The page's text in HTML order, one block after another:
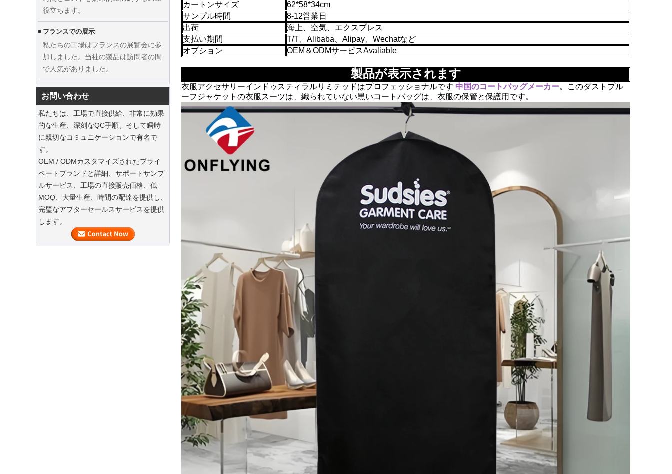
カスタムウェディングドレスベルベッ
を表示します
高級カスタムナチュラルキャンバスガ
ーメントコットンダストバッグファク
トリーサプライヤー
フランスでの展示
私たちの工場はフランスの展覧会に参
加しました。当社の製品は訪問者の間
で人気がありました。
持続可能なジュートトートは、2025年のホ
リデーショッピングを支配しています
私たちのジュートトートバッグは、今
シーズンの必需品です。
持続可能な木製のスーツハンガー
豪華なダストバッグでスーツを保存してく
ださい
私たちの工場は、ハイエンドのカスタ
マイズされた衣服スーツバッグを提供
できます
衣服のカスタムベルベットハンガー
当社の工場では、ハイエンドのカスタ
お問い合わせ
私たちは、工場で直接供給、非常に効果
的な生産、深刻なQC手順、そして瞬時
に親切なコミュニケーションで有名で
す。
OEM / ODMカスタマイズされたプライ
ベートブランドと詳細、サポートサンプ
ルサービス、工場の直接販売価格、低
MOQ、大量生産、時間の配達を提供し、
完璧なアフターセールスサービスを提供
します。
カートンサイズ
62*58*34cm
サンプル時間
8-12営業日
出荷
海上、空気、エクスプレス
支払い期間
T/T、Alibaba、Alipay、Wechatなど
オプション
OEM＆ODMサービスAvaliable
製品が表示されます
衣服アクセサリーインドゥスティラルリミテッドはプロフェッショナルです 中国のコートバッグメーカー。このダストプル
ーフジャケットの衣服スーツは、織られていない黒いコートバッグは、衣服の保管と保護用です。